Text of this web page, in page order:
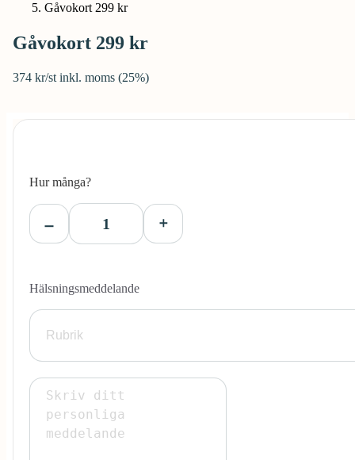
Gåvokort 299 kr
Gåvokort 299 kr
374 kr/st inkl. moms (25%)
Hur många?
Hälsningsmeddelande